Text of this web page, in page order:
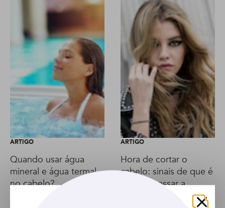
ARTIGO
Quando usar água
mineral e água termal
no cabelo?
ARTIGO
Hora de cortar o
cabelo: sinais de que é
preciso passar a